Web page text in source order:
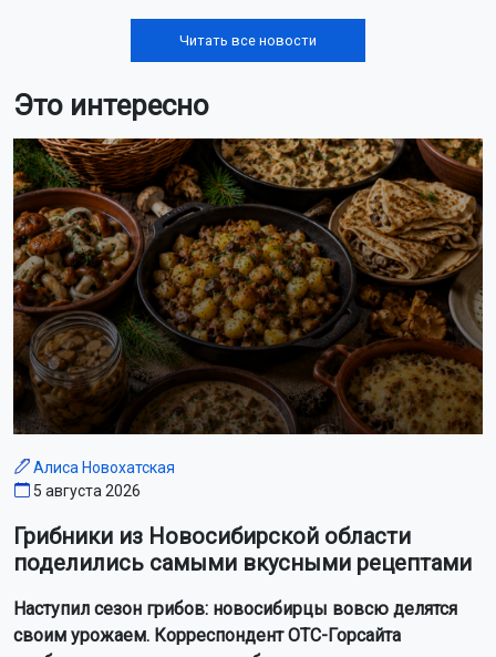
Читать все новости
Это интересно
Алиса Новохатская
5 августа 2026
Грибники из Новосибирской области
поделились самыми вкусными рецептами
Наступил сезон грибов: новосибирцы вовсю делятся
своим урожаем. Корреспондент ОТС-Горсайта